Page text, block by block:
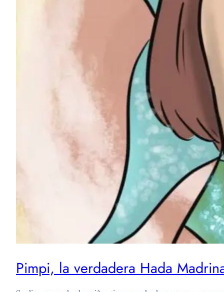
Pimpi, la verdadera Hada